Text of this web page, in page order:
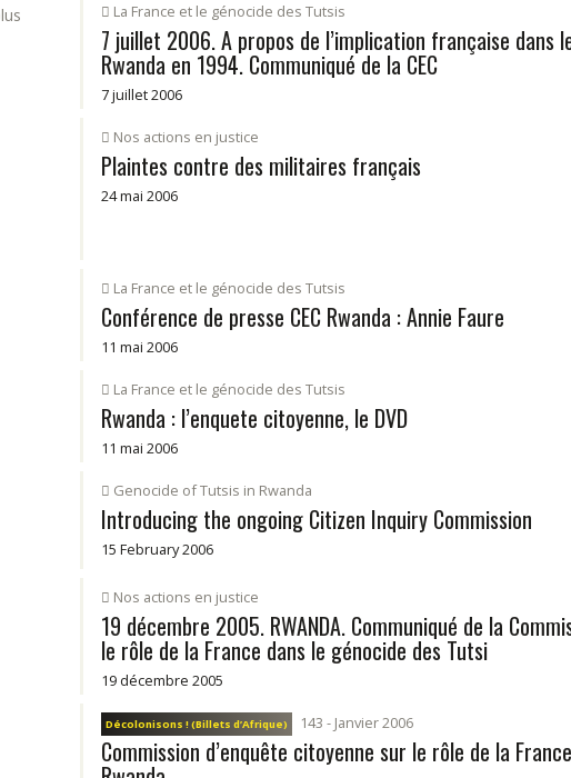
La France et le génocide des Tutsis
7 juillet 2006. A propos de l’implication française dans
Rwanda en 1994. Communiqué de la CEC
7 juillet 2006
Nos actions en justice
Plaintes contre des militaires français
24 mai 2006
La France et le génocide des Tutsis
Conférence de presse CEC Rwanda : Annie Faure
11 mai 2006
La France et le génocide des Tutsis
Rwanda : l’enquete citoyenne, le DVD
11 mai 2006
Genocide of Tutsis in Rwanda
Introducing the ongoing Citizen Inquiry Commission
15 February 2006
Nos actions en justice
19 décembre 2005. RWANDA. Communiqué de la
le rôle de la France dans le génocide des Tutsi
19 décembre 2005
Décolonisons ! (Billets d’Afrique) 143 - Janvier 2006
Commission d’enquête citoyenne sur le rôle de la